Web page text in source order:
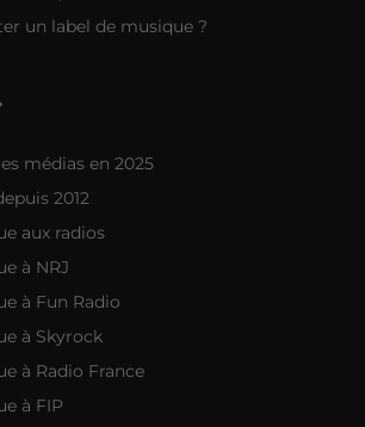
un label de musique ?
médias en 2025
2012
aux radios
à NRJ
à Fun Radio
à Skyrock
à Radio France
à FIP